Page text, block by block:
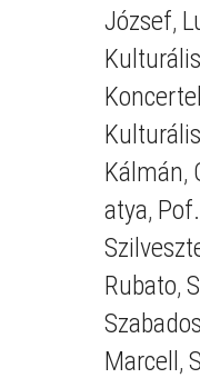
József,
Kálmán,
atya,
Rubato,
Marcell ,